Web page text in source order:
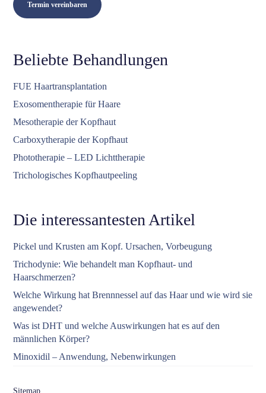
Termin vereinbaren
Beliebte Behandlungen
FUE Haartransplantation
Exosomentherapie für Haare
Mesotherapie der Kopfhaut
Carboxytherapie der Kopfhaut
Phototherapie – LED Lichttherapie
Trichologisches Kopfhautpeeling
Die interessantesten Artikel
Pickel und Krusten am Kopf. Ursachen, Vorbeugung
Trichodynie: Wie behandelt man Kopfhaut- und
Haarschmerzen?
Welche Wirkung hat Brennnessel auf das Haar und wie wird sie
angewendet?
Was ist DHT und welche Auswirkungen hat es auf den
männlichen Körper?
Minoxidil – Anwendung, Nebenwirkungen
Sitemap